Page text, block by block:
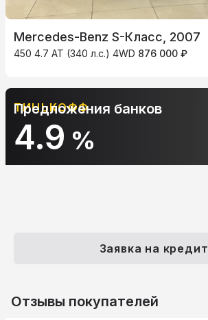
Mercedes-Benz S-Класс, 2007
450 4.7 AT (340 л.с.) 4WD 876 000 ₽
ТИНЬКОФФ
4.9 %
Предложения банков
Заявка на кредит
Отзывы покупателей